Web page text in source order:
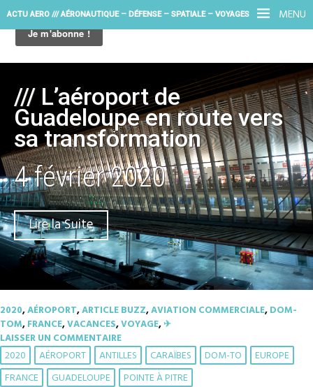
MENU
ACTU AERO /// AÉRONAUTIQUE – DÉFENSE – SPATIALE – VOYAGES
/// L’aéroport de
Guadeloupe en route vers
sa transformation
4 février 2020
Lire la Suite
2020,AÉROPORT,ARTICLE BUZZ,AVIATION COMMERCIALE,DOM-
TOM,FRANCE,VACANCES,VOYAGE,✈︎
LAISSER UN COMMENTAIRE
2020 AÉROPORT ANTILLES CARAÏBES DOM-TO
EUROPE
FRANCE
GUADELOUPE POINTE À PITRE